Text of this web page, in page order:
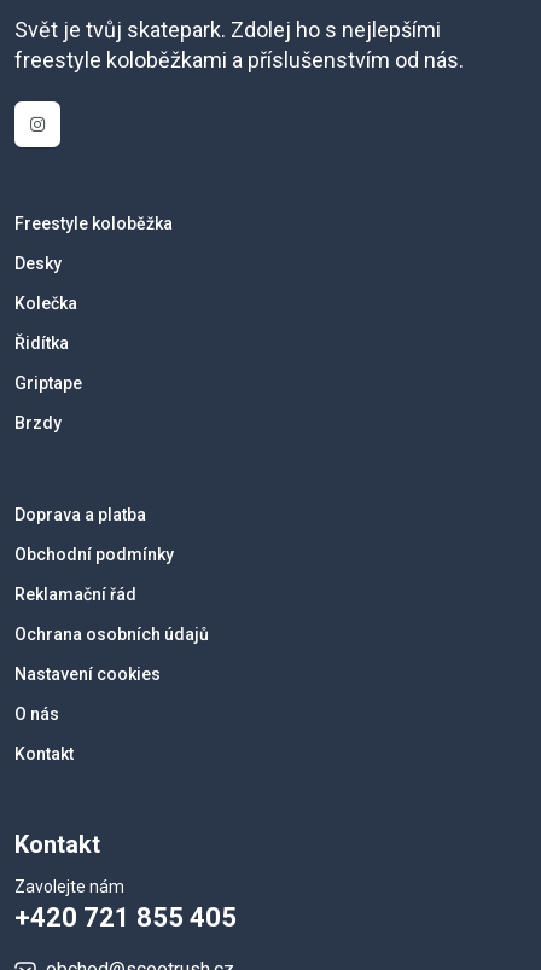
Svět je tvůj skatepark. Zdolej ho s nejlepšími
freestyle koloběžkami a příslušenstvím od nás.
Freestyle koloběžka
Desky
Kolečka
Řidítka
Griptape
Brzdy
Doprava a platba
Obchodní podmínky
Reklamační řád
Ochrana osobních údajů
Nastavení cookies
O nás
Kontakt
Kontakt
Zavolejte nám
+420 721 855 405